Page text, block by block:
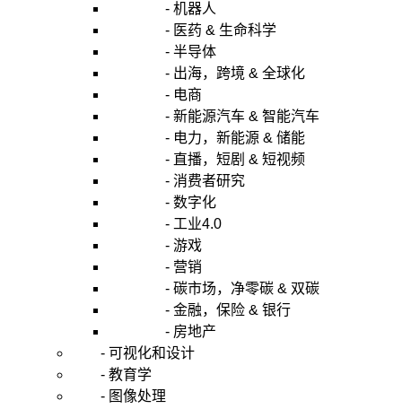
- 机器人
- 医药 & 生命科学
- 半导体
- 出海，跨境 & 全球化
- 电商
- 新能源汽车 & 智能汽车
- 电力，新能源 & 储能
- 直播，短剧 & 短视频
- 消费者研究
- 数字化
- 工业4.0
- 游戏
- 营销
- 碳市场，净零碳 & 双碳
- 金融，保险 & 银行
- 房地产
- 可视化和设计
- 教育学
- 图像处理